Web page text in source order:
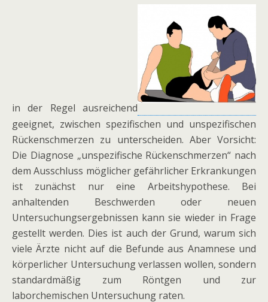
in der Regel ausreichend
geeignet, zwischen spezifischen und unspezifischen
Rückenschmerzen zu unterscheiden. Aber Vorsicht:
Die Diagnose „unspezifische Rückenschmerzen“ nach
dem Ausschluss möglicher gefährlicher Erkrankungen
ist zunächst nur eine Arbeitshypothese. Bei
anhaltenden Beschwerden oder neuen
Untersuchungsergebnissen kann sie wieder in Frage
gestellt werden. Dies ist auch der Grund, warum sich
viele Ärzte nicht auf die Befunde aus Anamnese und
körperlicher Untersuchung verlassen wollen, sondern
standardmäßig zum Röntgen und zur
laborchemischen Untersuchung raten.